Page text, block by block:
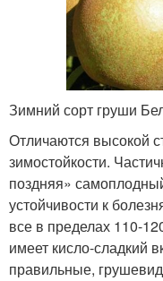
Зимний сорт груши
Отличаются высокой
зимостойкости.
поздняя»
устойчивости к
все в пределах 110-
имеет кисло-сладкий
правильные,